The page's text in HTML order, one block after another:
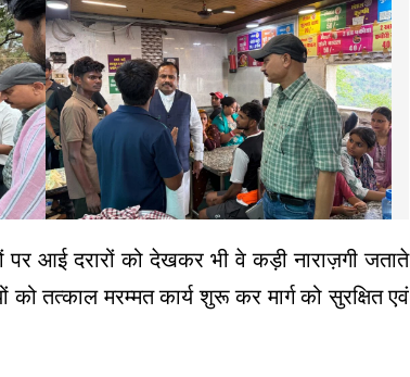
पर आई दरारों को देखकर भी वे कड़ी नाराज़गी जताते
तत्काल मरम्मत कार्य शुरू कर मार्ग को सुरक्षित एवं